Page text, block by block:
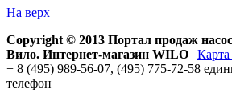
На верх
Copyright © 2013 Портал продаж
Вило. Интернет-магазин WILO | Карта
+ 8 (495) 989-56-07, (495) 775-72-58
телефон